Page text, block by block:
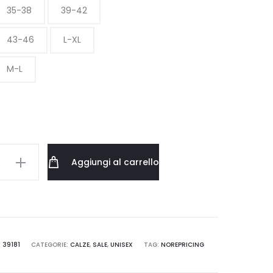
35-38 39-42
43-46 L-XL
M-L
Aggiungi al carrello
39181 CATEGORIE: CALZE, SALE, UNISEX TAG: NOREPRICING